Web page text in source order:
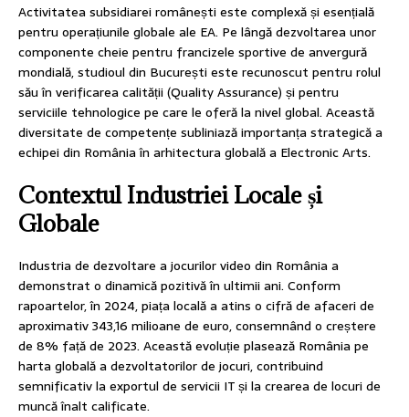
Activitatea subsidiarei românești este complexă și esențială
pentru operațiunile globale ale EA. Pe lângă dezvoltarea unor
componente cheie pentru francizele sportive de anvergură
mondială, studioul din București este recunoscut pentru rolul
său în verificarea calității (Quality Assurance) și pentru
serviciile tehnologice pe care le oferă la nivel global. Această
diversitate de competențe subliniază importanța strategică a
echipei din România în arhitectura globală a Electronic Arts.
Contextul Industriei Locale și
Globale
Industria de dezvoltare a jocurilor video din România a
demonstrat o dinamică pozitivă în ultimii ani. Conform
rapoartelor, în 2024, piața locală a atins o cifră de afaceri de
aproximativ 343,16 milioane de euro, consemnând o creștere
de 8% față de 2023. Această evoluție plasează România pe
harta globală a dezvoltatorilor de jocuri, contribuind
semnificativ la exportul de servicii IT și la crearea de locuri de
muncă înalt calificate.